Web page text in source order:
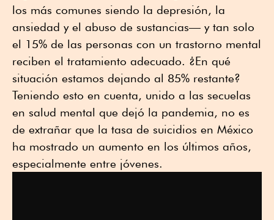
los más comunes siendo la depresión, la
ansiedad y el abuso de sustancias— y tan solo
el 15% de las personas con un trastorno mental
reciben el tratamiento adecuado. ¿En qué
situación estamos dejando al 85% restante?
Teniendo esto en cuenta, unido a las secuelas
en salud mental que dejó la pandemia, no es
de extrañar que la tasa de suicidios en México
ha mostrado un aumento en los últimos años,
especialmente entre jóvenes.